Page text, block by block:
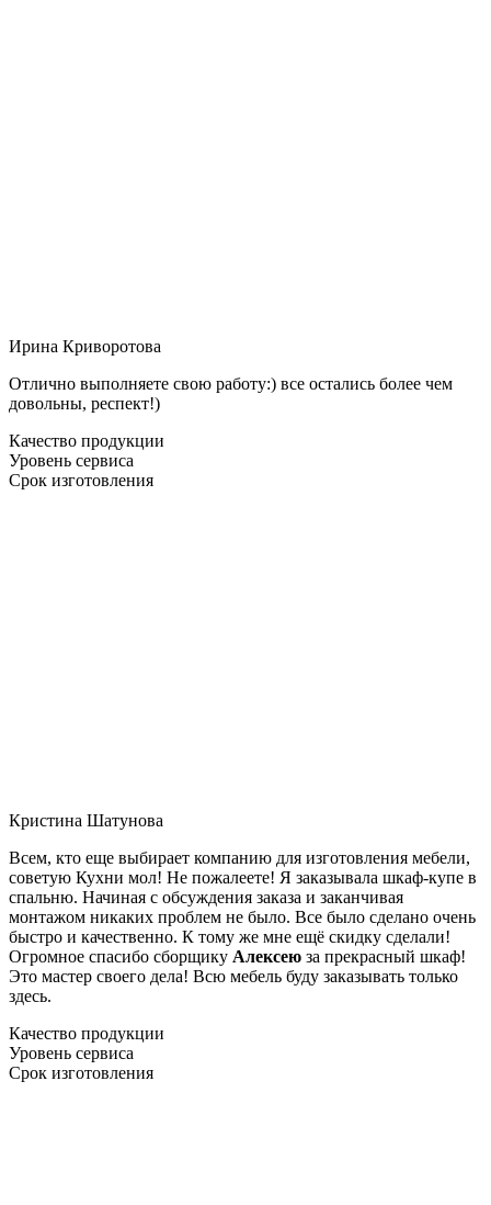
Ирина Криворотова
Отлично выполняете свою работу:) все остались более чем
довольны, респект!)
Качество продукции
Уровень сервиса
Срок изготовления
Кристина Шатунова
Всем, кто еще выбирает компанию для изготовления мебели,
советую Кухни мол! Не пожалеете! Я заказывала шкаф-купе в
спальню. Начиная с обсуждения заказа и заканчивая
монтажом никаких проблем не было. Все было сделано очень
быстро и качественно. К тому же мне ещё скидку сделали!
Огромное спасибо сборщику Алексею за прекрасный шкаф!
Это мастер своего дела! Всю мебель буду заказывать только
здесь.
Качество продукции
Уровень сервиса
Срок изготовления